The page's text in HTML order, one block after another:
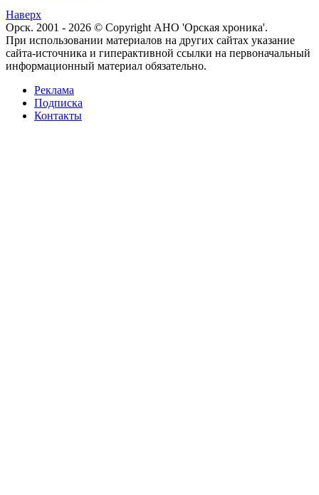
Наверх
Орск. 2001 - 2026 © Copyright АНО 'Орская хроника'.
При использовании материалов на других сайтах указание
сайта-источника и гиперактивной ссылки на первоначальный
информационный материал обязательно.
Реклама
Подписка
Контакты